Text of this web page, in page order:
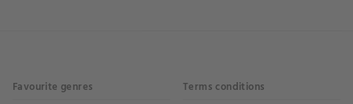
Favourite genres Terms conditions